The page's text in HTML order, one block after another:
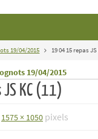
19/04/2015 19 04 15 repas JS
19/04/2015
KC (11)
1575 × 1050 pixels